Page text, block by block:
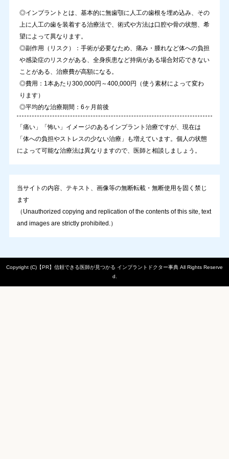
◎インプラントとは、基本的に無歯顎に人工の歯根を埋め込み、その
上に人工の歯を装着する治療法で、術式や方法は口腔や骨の状態、希
望によって異なります。
◎副作用（リスク）：手術が必要なため、痛み・腫れなど体への負担
や感染症のリスクがある、全身疾患など持病がある場合対応できない
ことがある、治療費が高額になる。
◎費用：1本あたり300,000円～400,000円（使う素材によって変わ
ります）
◎平均的な治療期間：6ヶ月前後
「痛い」「怖い」イメージのあるインプラント治療ですが、現在は
「体への負担やストレスの少ない治療」も増えています。個人の状態
によって可能な治療法は異なりますので、医師と相談しましょう。
当サイトの内容、テキスト、画像等の無断転載・無断使用を固く禁じ
ます
（Unauthorized copying and replication of the contents of this site, text
and images are strictly prohibited.）
Copyright (C)【PR】 信頼できる医師が見つかる インプラントドクター事典 All Rights Reserve
d.